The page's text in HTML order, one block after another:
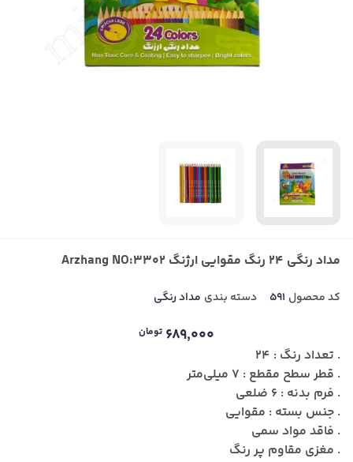
مداد رنگی 24 رنگ مقوایی ارژنگ Arzhang NO:3302
کد محصول 591 دسته بندی مداد رنگی
689,000 تومان
. تعداد رنگ : 24
. قطر سطح مقطع : 7 میلی‌متر
. فرم بدنه : 6 ضلعی
. جنس بسته : مقوایی
. فاقد مواد سمی
. مغزی مقاوم پر رنگ